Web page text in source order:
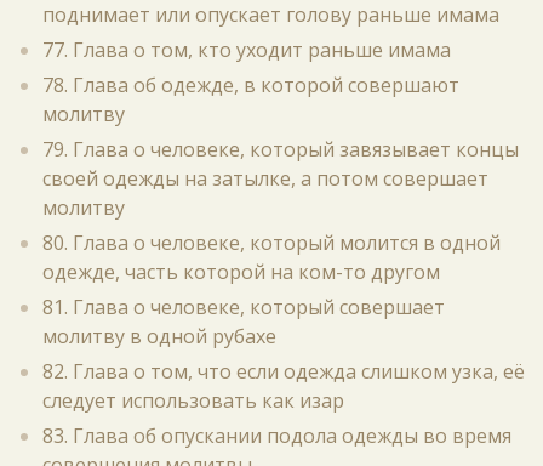
поднимает или опускает голову раньше имама
77. Глава о том, кто уходит раньше имама
78. Глава об одежде, в которой совершают
молитву
79. Глава о человеке, который завязывает концы
своей одежды на затылке, а потом совершает
молитву
80. Глава о человеке, который молится в одной
одежде, часть которой на ком-то другом
81. Глава о человеке, который совершает
молитву в одной рубахе
82. Глава о том, что если одежда слишком узка, её
следует использовать как изар
83. Глава об опускании подола одежды во время